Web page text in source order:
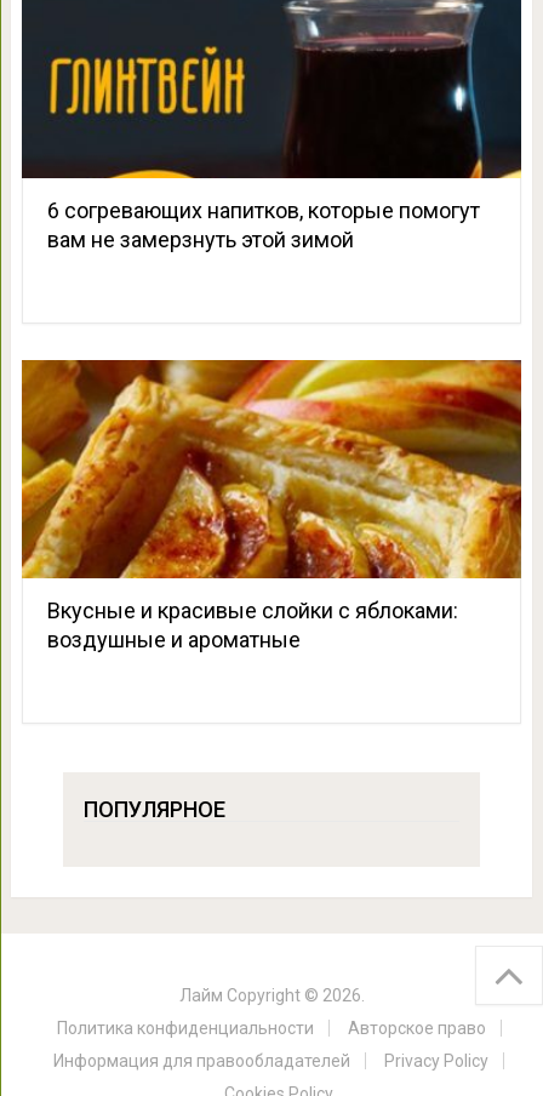
6 согревающих напитков, которые помогут
вам не замерзнуть этой зимой
Вкусные и красивые слойки с яблоками:
воздушные и ароматные
ПОПУЛЯРНОЕ
Лайм Copyright © 2026.
Политика конфиденциальности
Авторское право
Информация для правообладателей
Privacy Policy